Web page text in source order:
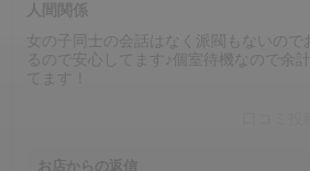
人間関係
女の子同士の会話はなく派閥もないので
るので安心してます♪個室待機なので余